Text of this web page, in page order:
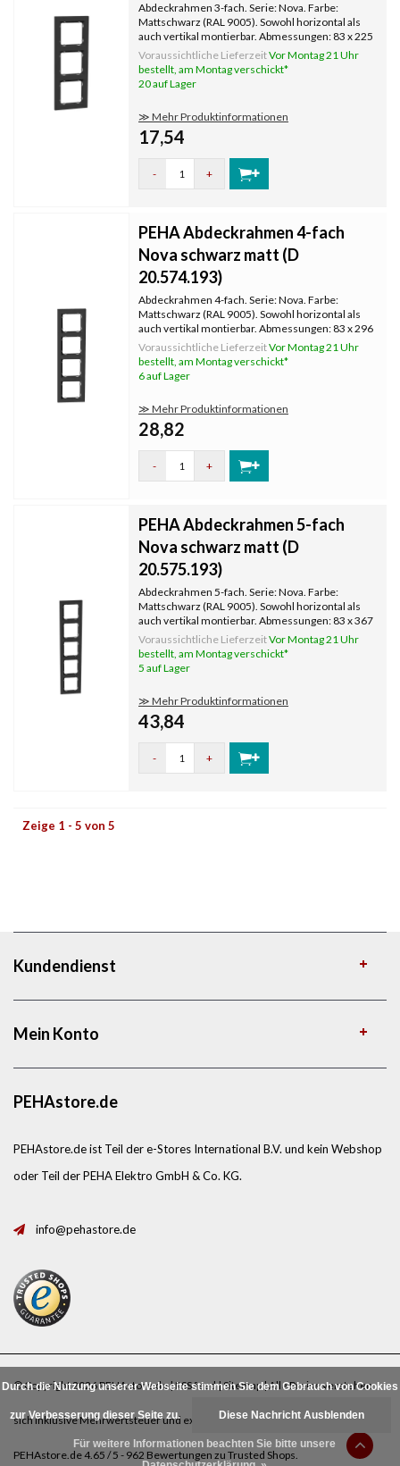
Abdeckrahmen 3-fach. Serie: Nova. Farbe:
Mattschwarz (RAL 9005). Sowohl horizontal als
auch vertikal montierbar. Abmessungen: 83 x 225
mm.
Voraussichtliche LieferzeitVor Montag 21 Uhr
bestellt, am Montag verschickt*
20 auf Lager
≫ Mehr Produktinformationen
17,54
- +
PEHA Abdeckrahmen 4-fach
Nova schwarz matt (D
20.574.193)
Abdeckrahmen 4-fach. Serie: Nova. Farbe:
Mattschwarz (RAL 9005). Sowohl horizontal als
auch vertikal montierbar. Abmessungen: 83 x 296
mm.
Voraussichtliche LieferzeitVor Montag 21 Uhr
bestellt, am Montag verschickt*
6 auf Lager
≫ Mehr Produktinformationen
28,82
- +
PEHA Abdeckrahmen 5-fach
Nova schwarz matt (D
20.575.193)
Abdeckrahmen 5-fach. Serie: Nova. Farbe:
Mattschwarz (RAL 9005). Sowohl horizontal als
auch vertikal montierbar. Abmessungen: 83 x 367
mm.
Voraussichtliche LieferzeitVor Montag 21 Uhr
bestellt, am Montag verschickt*
5 auf Lager
≫ Mehr Produktinformationen
43,84
- +
Zeige 1 - 5 von 5
Kundendienst
Mein Konto
PEHAstore.de
PEHAstore.de ist Teil der e-Stores International B.V. und kein Webshop
oder Teil der PEHA Elektro GmbH & Co. KG.
info@pehastore.de
© Copyright 2026 PEHAstore.de |RSS feed|Sitemap| Alle Preise verstehen
sich inklusive Mehrwertsteuer und exklusivePorto.
PEHAstore.de4.65 /5 - 962 Bewertungen zu Trusted Shops.
Durch die Nutzung unserer Webseite stimmen Sie dem Gebrauch von Cookies
zur Verbesserung dieser Seite zu. Diese Nachricht Ausblenden
Für weitere Informationen beachten Sie bitte unsere